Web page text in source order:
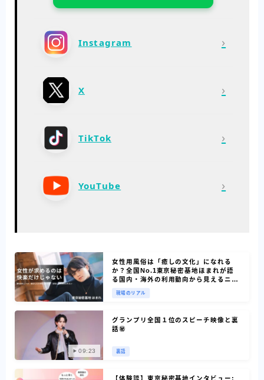
Instagram ›
X ›
TikTok ›
YouTube ›
女性用風俗は「癒しの文化」になれる
か？全国No.1東京秘密基地ほまれが語
る国内・海外の利用動向から見えるニー
現場のリアル
09:23
グランプリ全国１位のスピーチ映像と裏
話㊙
裏話
【体験談】東京秘密基地インタビュー: